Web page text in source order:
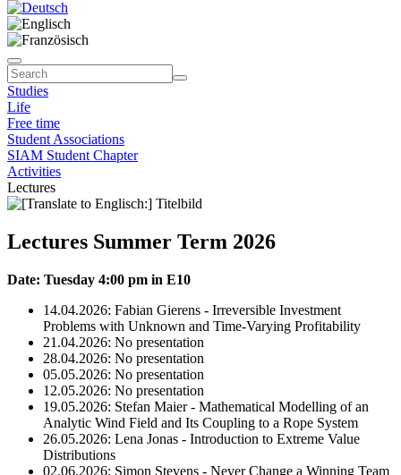
Studies
Life
Free time
Student Associations
SIAM Student Chapter
Activities
Lectures
Lectures Summer Term 2026
Date: Tuesday 4:00 pm in E10
14.04.2026: Fabian Gierens - Irreversible Investment
Problems with Unknown and Time-Varying Profitability
21.04.2026: No presentation
28.04.2026: No presentation
05.05.2026: No presentation
12.05.2026: No presentation
19.05.2026: Stefan Maier - Mathematical Modelling of an
Analytic Wind Field and Its Coupling to a Rope System
26.05.2026: Lena Jonas - Introduction to Extreme Value
Distributions
02.06.2026: Simon Stevens - Never Change a Winning Team